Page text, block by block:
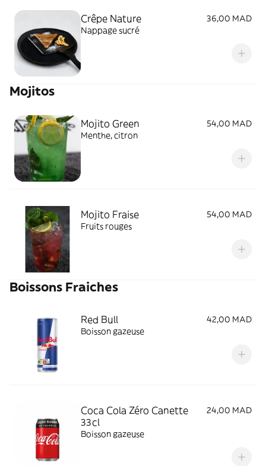
Crêpe Nature
36,00 MAD
Nappage sucré
Mojitos
Mojito Green
54,00 MAD
Menthe, citron
Mojito Fraise
54,00 MAD
Fruits rouges
Boissons Fraiches
Red Bull
42,00 MAD
Boisson gazeuse
Coca Cola Zéro Canette
33cl
24,00 MAD
Boisson gazeuse